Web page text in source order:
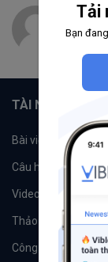
14
TÀI NGUYÊN
Bài viết
Câu hỏi
Videos
Thảo luận
Công cụ
Tải
Bạn